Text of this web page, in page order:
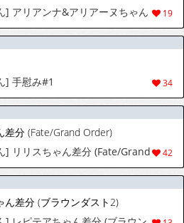
19
] アリアンナ&アリアーヌちゃん
34
] 手慰み#1
差分 (Fate/Grand Order)
42
] リリスちゃん差分 (Fate/Grand
差分 (ブラウンダスト2)